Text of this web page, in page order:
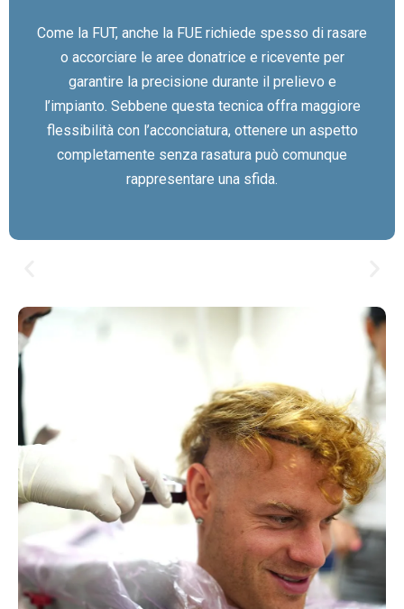
Come la FUT, anche la FUE richiede spesso di rasare
o accorciare le aree donatrice e ricevente per
garantire la precisione durante il prelievo e
l’impianto. Sebbene questa tecnica offra maggiore
flessibilità con l’acconciatura, ottenere un aspetto
completamente senza rasatura può comunque
rappresentare una sfida.